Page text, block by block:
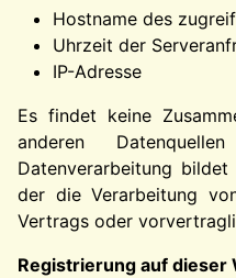
Hostname des
Uhrzeit der
IP-Adresse
Es findet keine
anderen
Datenverarbeitung
der die Verarbeitung
Vertrags oder
Registrierung auf dieser